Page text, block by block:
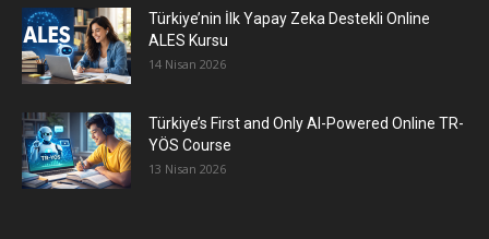
Türkiye’nin İlk Yapay Zeka Destekli Online
ALES Kursu
14 Nisan 2026
Türkiye’s First and Only AI-Powered Online TR-
YÖS Course
13 Nisan 2026